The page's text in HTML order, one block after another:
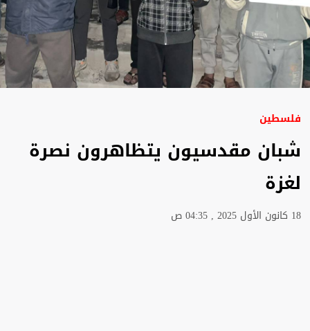
فلسطين
شبان مقدسيون يتظاهرون نصرة
لغزة
18 كانون الأول 2025 , 04:35 ص